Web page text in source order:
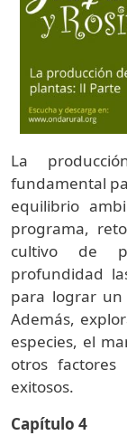
La
fundamental
equilibrio
programa,
cultivo de
profundidad
para lograr un
Además,
especies, el
otros
exitosos.
Capítulo 4